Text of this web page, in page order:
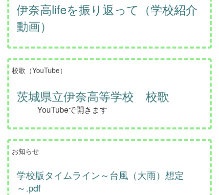
伊奈高lifeを振り返って（学校紹介
動画）
校歌（YouTube）
茨城県立伊奈高等学校 校歌
YouTubeで開きます
お知らせ
学校版タイムライン～台風（大雨）想定
～.pdf